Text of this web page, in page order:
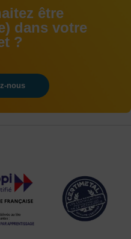
être
dans votre
?
nous